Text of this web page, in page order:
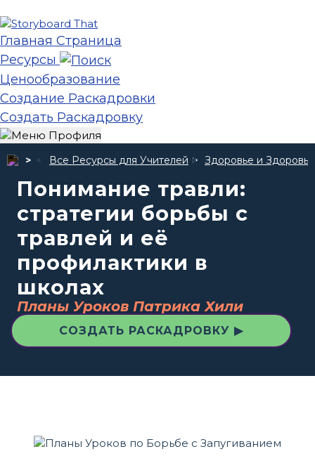
Главная Страница
Ресурсы
Ценообразование
Создание Раскадровки
Создать Раскадровку
Все Ресурсы для Учителей Здоровье и Здоровье
Понимание травли:
стратегии борьбы с
травлей и её
профилактики в
школах
Планы Уроков Патрика Хили
СОЗДАТЬ РАСКАДРОВКУ ▶